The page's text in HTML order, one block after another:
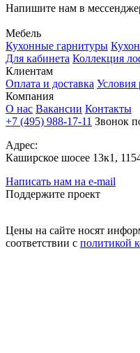
Напишите нам в
Мебель
Кухонные гарнитуры
Для кабинета Коллекция
Клиентам
Оплата и доставка Условия
Компания
О нас Вакансии Контакты
+7 (495) 988-17-11 Звонок
Адрес:
Каширское шосее 13к1,
Написать нам на e-mail
Поддержите проект
Цены на сайте носят
соответствии с политикой